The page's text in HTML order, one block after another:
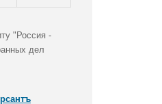
"Россия -
дел